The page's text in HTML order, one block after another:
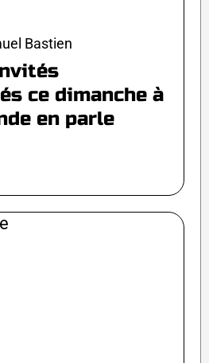
Bastien
ce dimanche à
en parle